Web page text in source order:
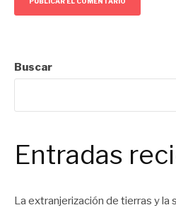
Buscar
Entradas
La extranjerización de tierras y la